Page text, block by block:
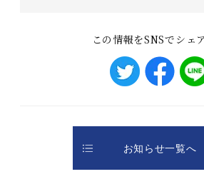
この情報をSNSでシェ
お知らせ一覧へ